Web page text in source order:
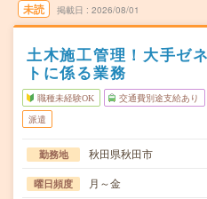
未読 掲載日 2026/08/01
土木施工管理！大手ゼ
トに係る業務
職種未経験OK 交通費別途支給あり
派遣
勤務地 秋田県秋田市
曜日頻度 月～金